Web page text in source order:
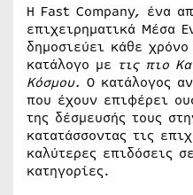
Η Fast Company, ένα
επιχειρηματικά Μέσα
δημοσιεύει κάθε
κατάλογο με τις πιο
Κόσμου. Ο κατάλογος
που έχουν επιφέρει
της δέσμευσής τους
κατατάσσοντας τις
καλύτερες επιδόσεις
κατηγορίες.